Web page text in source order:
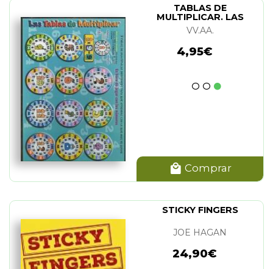
TABLAS DE
MULTIPLICAR. LAS
(LAMINA)
VV.AA.
4,95€
Comprar
STICKY FINGERS
JOE HAGAN
24,90€